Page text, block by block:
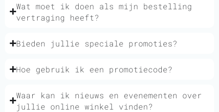
Wat moet ik doen als mijn bestelling
vertraging heeft?
Bieden jullie speciale promoties?
Hoe gebruik ik een promotiecode?
Waar kan ik nieuws en evenementen over
jullie online winkel vinden?